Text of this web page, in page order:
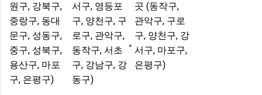
원구, 강북구,
중랑구, 동대
문구, 성동구,
중구, 성북구,
용산구, 마포
구, 은평구)
서구, 영등포
구, 양천구, 구
로구, 관악구,
동작구, 서초
구, 강남구, 강
동구)
곳 (동작구,
관악구, 구로
구, 양천구, 강
서구, 마포구,
은평구)